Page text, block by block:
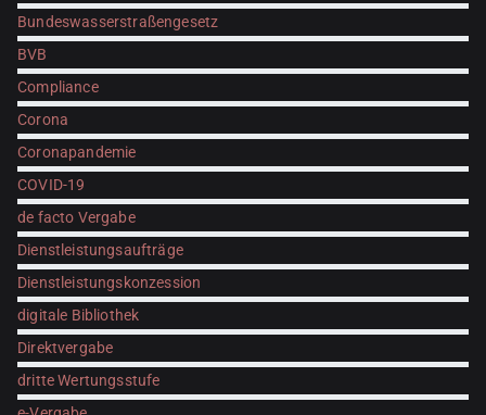
Bundeswasserstraßengesetz
BVB
Compliance
Corona
Coronapandemie
COVID-19
de facto Vergabe
Dienstleistungsaufträge
Dienstleistungskonzession
digitale Bibliothek
Direktvergabe
dritte Wertungsstufe